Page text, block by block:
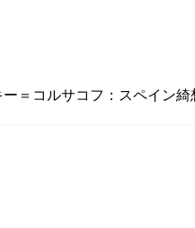
＝コルサコフ：スペイン綺